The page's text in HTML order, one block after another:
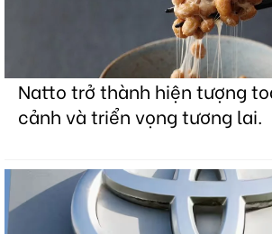
Natto trở thành hiện tượng
cảnh và triển vọng tương lai.